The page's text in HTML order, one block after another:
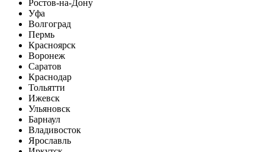
Ростов-на-Дону
Уфа
Волгоград
Пермь
Красноярск
Воронеж
Саратов
Краснодар
Тольятти
Ижевск
Ульяновск
Барнаул
Владивосток
Ярославль